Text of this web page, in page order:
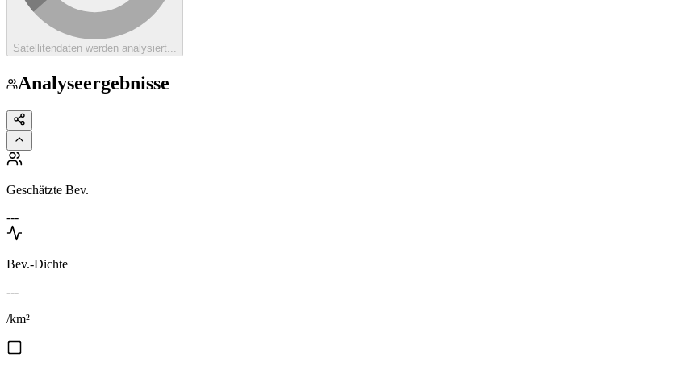
Satellitendaten werden analysiert...
Analyseergebnisse
Geschätzte Bev.
---
Bev.-Dichte
---
/km²